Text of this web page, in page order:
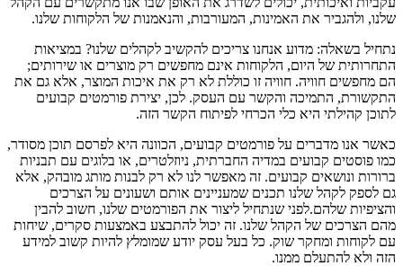
שלנו, ולהגביר את האמינות, המעורבות, והנאמנות של הלקוחות שלנו.
נתחיל בשאלה: מדוע אנחנו צריכים להקשיב לקהלים שלנו? במציאות
התחרותית של היום, הלקוחות אינם מחפשים רק מוצרים או שירותים;
הם מחפשים חוויה. חוויה זו כוללת לא רק את איכות המוצר, אלא גם את
התקשורת, התמיכה והקשר עם העסק. לכן, יצירת פורמטים קבועים
לתוכן קהילתי היא כלי הכרחי לפיתוח הקשר הזה.
כאשר אנו מדברים על פורמטים קבועים, הכוונה היא לפרסם תוכן מסודר,
כמו פוסטים קבועים במדיה החברתית, ניוזלטרים, או בלוגים עם תבניות
ברורות ונושאים קבועים. זה מאפשר לנו לא רק לבנות מותג מובהק, אלא
גם לספק לקהל שלנו תכנים שמעניינים אותם ושעונים על הצרכים
והציפיות שלהם.לפני שנתחיל ליצור את הפורמטים שלנו, חשוב להבין
מהם הצרכים של הקהל שלנו. זה יכול להתבצע באמצעות סקרים, שיחות
עם לקוחות ומחקר שוק. כל בעל עסק יודע שמומלץ להיות קשוב למידע
הזה ולא להתעלם ממנו.